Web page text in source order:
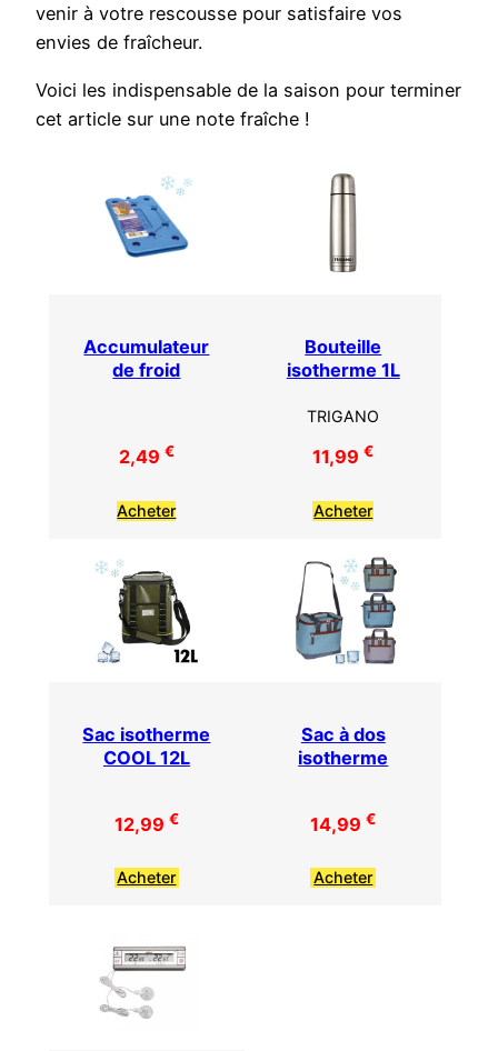
venir à votre rescousse pour satisfaire vos
envies de fraîcheur.
Voici les indispensable de la saison pour terminer
cet article sur une note fraîche !
Accumulateur
de froid
2,49 €
Acheter
Bouteille
isotherme 1L
TRIGANO
11,99€
Acheter
Sac isotherme
COOL 12L
12,99 €
Acheter
Sac à dos
isotherme
14,99€
Acheter